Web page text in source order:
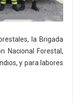
la Brigada
Nacional Forestal,
y para labores